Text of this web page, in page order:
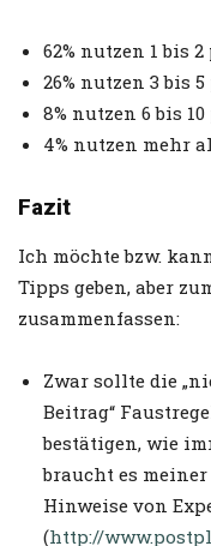
62% nutzen 1 bis
26% nutzen 3 bis
8% nutzen 6 bis
4% nutzen mehr
Fazit
Ich möchte bzw.
Tipps geben, aber
zusammenfassen:
Zwar sollte die
Beitrag“
bestätigen, wie
braucht es
Hinweise von
(http://